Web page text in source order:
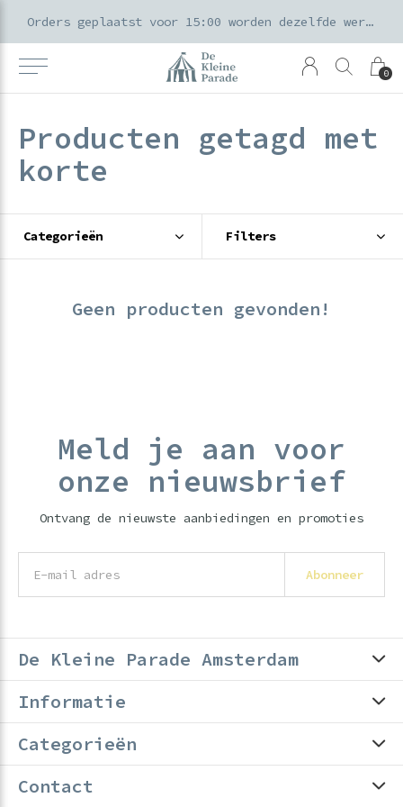
0
Orders geplaatst voor 15:00 worden dezelfde werkdag verzonden
Producten getagd met
korte
Categorieën Filters
Geen producten gevonden!
Meld je aan voor
onze nieuwsbrief
Ontvang de nieuwste aanbiedingen en promoties
Abonneer
De Kleine Parade Amsterdam
Informatie
Categorieën
Contact